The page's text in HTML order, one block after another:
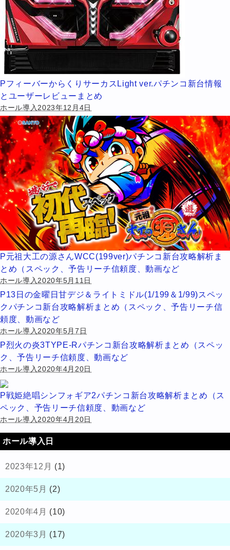
PフィーバーからくりサーカスLight ver.パチンコ新台情報
とユーザーレビューまとめ
ホール導入2023年12月4日
P元祖大工の源さんWCC(199ver)パチンコ新台攻略解析ま
とめ（スペック、予告リーチ信頼度、動画など
ホール導入2020年5月11日
P13日の金曜日甘デジ＆ライトミドル(1/199＆1/99)スペッ
クパチンコ新台攻略解析まとめ（スペック、予告リーチ信
頼度、動画など
ホール導入2020年5月7日
P烈火の炎3TYPE-Rパチンコ新台攻略解析まとめ（スペッ
ク、予告リーチ信頼度、動画など
ホール導入2020年4月20日
P戦姫絶唱シンフォギア2パチンコ新台攻略解析まとめ（ス
ペック、予告リーチ信頼度、動画など
ホール導入2020年4月20日
ホール導入日
2023年12月 (1)
2020年5月 (2)
2020年4月 (10)
2020年3月 (17)